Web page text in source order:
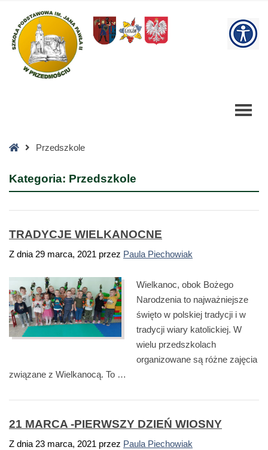
Archives
Szkoła
Podstawowa
StronaPrzedszkole
Kategoria: Przedszkole
TRADYCJE WIELKANOCNE
Z dnia 29 marca, 2021 przez Paula Piechowiak
Wielkanoc, obok Bożego
Narodzenia to najważniejsze
święto w polskiej tradycji i w
tradycji wiary katolickiej. W
wielu przedszkolach
organizowane są różne zajęcia
związane z Wielkanocą. To …
21 MARCA -PIERWSZY DZIEŃ WIOSNY
Z dnia 23 marca, 2021 przez Paula Piechowiak